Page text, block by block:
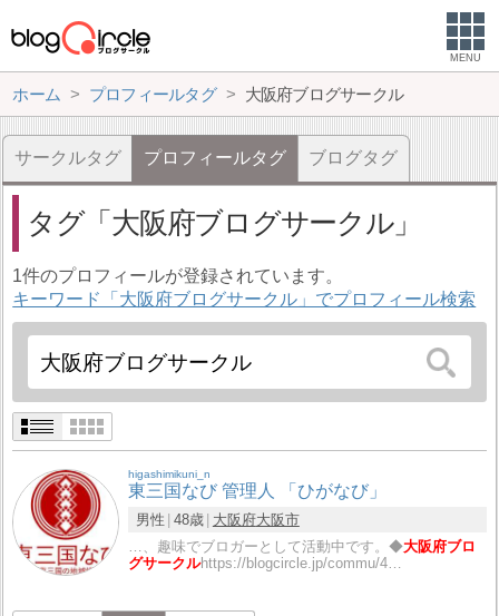
MENU
ホーム プロフィールタグ 大阪府ブログサークル
サークルタグ プロフィールタグ ブログタグ
タグ 大阪府ブログサークル
1件のプロフィールが登録されています。
キーワード「大阪府ブログサークル」でプロフィール検索
higashimikuni_n
東三国なび 管理人 「ひがなび」
男性 48歳 大阪府大阪市
…、趣味でブロガーとして活動中です。◆大阪府ブロ
グサークルhttps://blogcircle.jp/commu/4…